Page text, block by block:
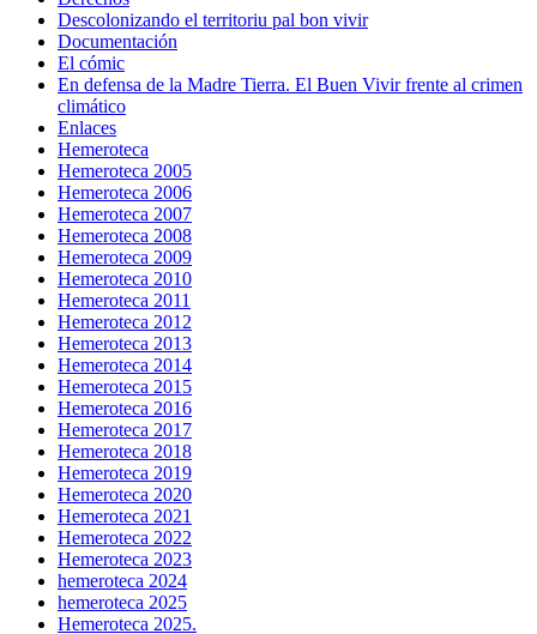
Descolonizando el territoriu pal bon vivir
Documentación
El cómic
En defensa de la Madre Tierra. El Buen Vivir frente al crimen
climático
Enlaces
Hemeroteca
Hemeroteca 2005
Hemeroteca 2006
Hemeroteca 2007
Hemeroteca 2008
Hemeroteca 2009
Hemeroteca 2010
Hemeroteca 2011
Hemeroteca 2012
Hemeroteca 2013
Hemeroteca 2014
Hemeroteca 2015
Hemeroteca 2016
Hemeroteca 2017
Hemeroteca 2018
Hemeroteca 2019
Hemeroteca 2020
Hemeroteca 2021
Hemeroteca 2022
Hemeroteca 2023
hemeroteca 2024
hemeroteca 2025
Hemeroteca 2025.